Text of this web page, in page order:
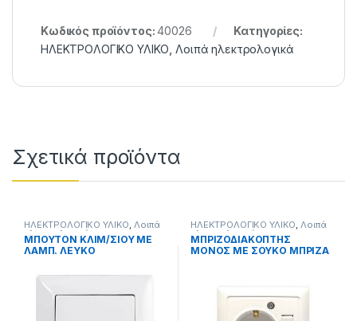
Κωδικός προϊόντος:40026
Κατηγορίες:
ΗΛΕΚΤΡΟΛΟΓΙΚΟ ΥΛΙΚΟ,Λοιπά ηλεκτρολογικά
Σχετικά προϊόντα
ΗΛΕΚΤΡΟΛΟΓΙΚΟ ΥΛΙΚΟ,Λοιπά
ηλεκτρολογικά
ΜΠΟΥΤΟΝ ΚΛΙΜ/ΣΙΟΥ ΜΕ
ΛΑΜΠ. ΛΕΥΚΟ
ΗΛΕΚΤΡΟΛΟΓΙΚΟ ΥΛΙΚΟ,Λοιπά
ηλεκτρολογικά
ΜΠΡΙΖΟΔΙΑΚΟΠΤΗΣ
ΜΟΝΟΣ ΜΕ ΣΟΥΚΟ ΜΠΡΙΖΑ